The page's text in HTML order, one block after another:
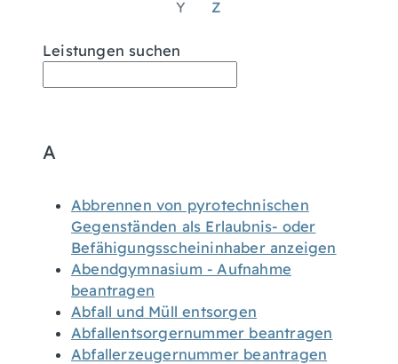
Y Z
Leistungen suchen
A
Abbrennen von pyrotechnischen
Gegenständen als Erlaubnis- oder
Befähigungsscheininhaber anzeigen
Abendgymnasium - Aufnahme
beantragen
Abfall und Müll entsorgen
Abfallentsorgernummer beantragen
Abfallerzeugernummer beantragen